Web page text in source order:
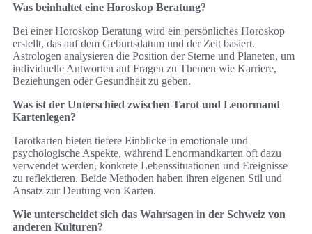
Was beinhaltet eine Horoskop Beratung?
Bei einer Horoskop Beratung wird ein persönliches Horoskop
erstellt, das auf dem Geburtsdatum und der Zeit basiert.
Astrologen analysieren die Position der Sterne und Planeten, um
individuelle Antworten auf Fragen zu Themen wie Karriere,
Beziehungen oder Gesundheit zu geben.
Was ist der Unterschied zwischen Tarot und Lenormand
Kartenlegen?
Tarotkarten bieten tiefere Einblicke in emotionale und
psychologische Aspekte, während Lenormandkarten oft dazu
verwendet werden, konkrete Lebenssituationen und Ereignisse
zu reflektieren. Beide Methoden haben ihren eigenen Stil und
Ansatz zur Deutung von Karten.
Wie unterscheidet sich das Wahrsagen in der Schweiz von
anderen Kulturen?